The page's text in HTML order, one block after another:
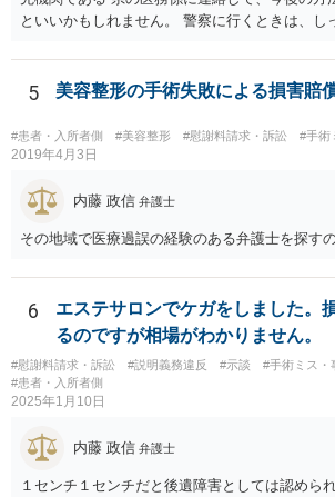
といいかもしれません。 警察に行くときは、し
5 美容整形の手術失敗による損害賠
#患者・入所者側 #美容整形 #慰謝料請求・訴訟 #手術
2019年4月3日
内藤 政信 弁護士
その地域で医療過誤の経験のある弁護士を探す
6
エステサロンでケガをしました。
るのですが相場がわかりません。
#慰謝料請求・訴訟 #説明義務違反 #示談 #手術ミス・
#患者・入所者側
2025年1月10日
内藤 政信 弁護士
１センチ１センチだと後遺障害としては認めら